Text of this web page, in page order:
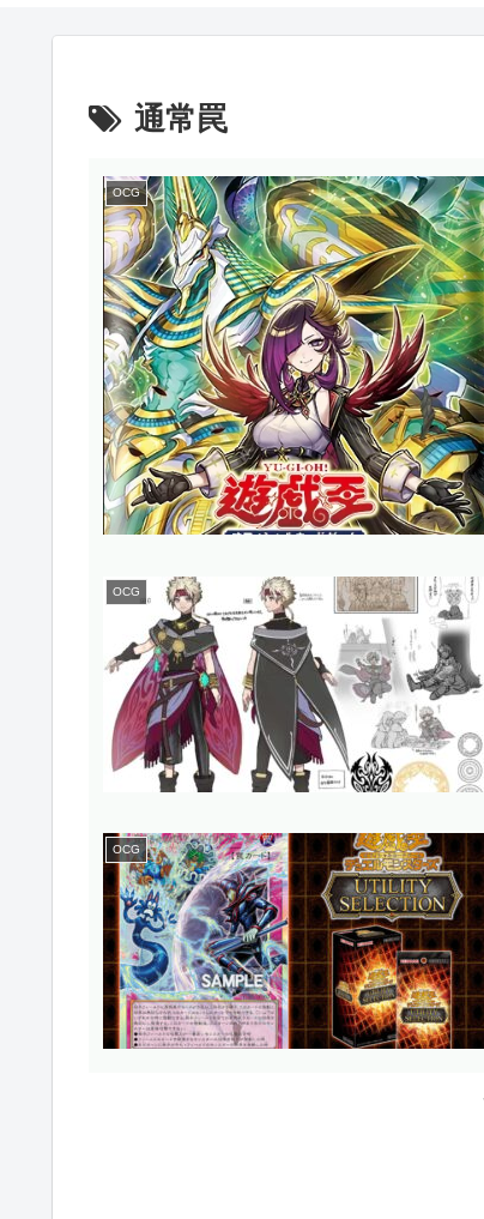
通常罠
OCG
OCG
OCG